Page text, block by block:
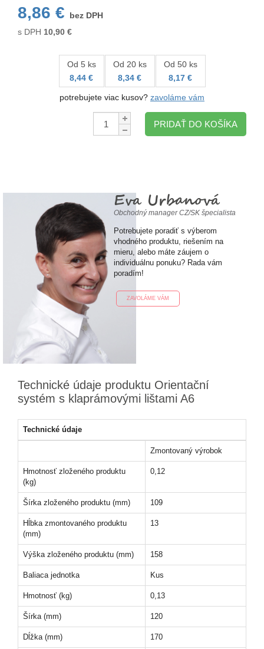
8,86 €
bez DPH
s DPH 10,90 €
Od 5 ks
8,44 €
Od 20 ks
8,34 €
Od 50 ks
8,17 €
potrebujete viac kusov? zavoláme vám
Množstvo:
PRIDAŤ DO KOŠÍKA
Eva Urbanová
Obchodný manager CZ/SK špecialista
Potrebujete poradiť s výberom
vhodného produktu, riešením na
mieru, alebo máte záujem o
individuálnu ponuku? Rada vám
poradím!
ZAVOLÁME VÁM
Technické údaje produktu Orientační
systém s klaprámovými lištami A6
Technické údaje
Zmontovaný výrobok
Hmotnosť zloženého produktu
(kg)
0,12
Šírka zloženého produktu (mm) 109
Hĺbka zmontovaného produktu
(mm)
13
Výška zloženého produktu (mm) 158
Baliaca jednotka Kus
Hmotnosť (kg) 0,13
Šírka (mm) 120
Dĺžka (mm) 170